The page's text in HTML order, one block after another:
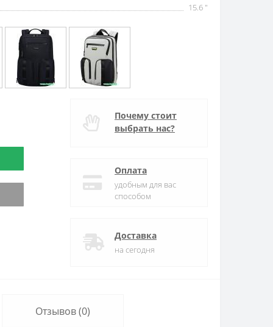
15.6 "
Почему стоит
выбрать нас?
Оплата
удобным для вас
способом
Доставка
на сегодня
Отзывов (0)